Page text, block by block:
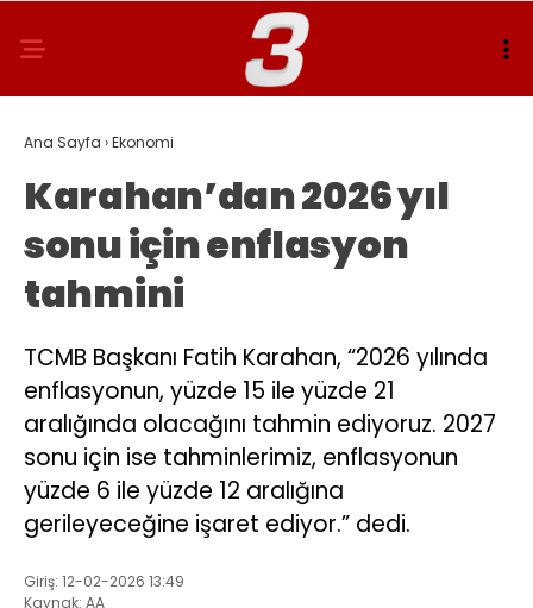
Ana Sayfa ›Ekonomi
Karahan’dan 2026 yıl
sonu için enflasyon
tahmini
TCMB Başkanı Fatih Karahan, “2026 yılında
enflasyonun, yüzde 15 ile yüzde 21
aralığında olacağını tahmin ediyoruz. 2027
sonu için ise tahminlerimiz, enflasyonun
yüzde 6 ile yüzde 12 aralığına
gerileyeceğine işaret ediyor.” dedi.
Giriş: 12-02-2026 13:49
Kaynak: AA